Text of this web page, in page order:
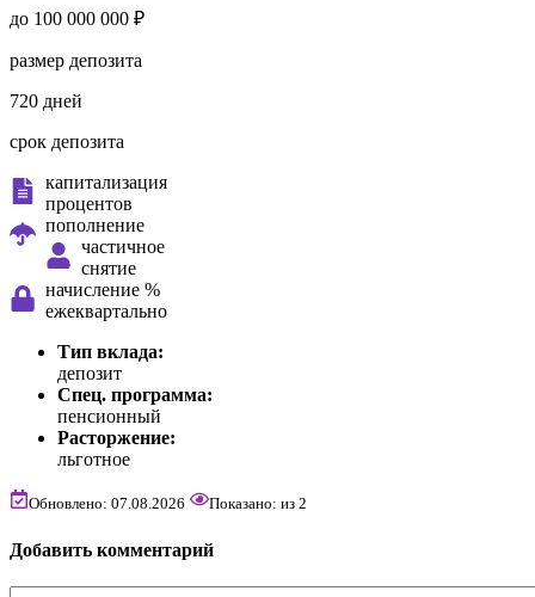
до 100 000 000 ₽
размер депозита
720 дней
срок депозита
капитализация
процентов
пополнение
частичное
снятие
начисление %
ежеквартально
Тип вклада:
депозит
Спец. программа:
пенсионный
Расторжение:
льготное
Обновлено: 07.08.2026 Показано: из 2
Добавить комментарий